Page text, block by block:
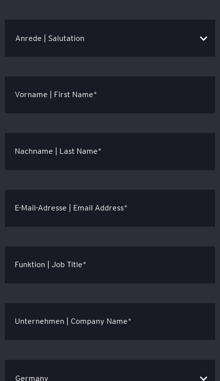
Vorname | First Name*
Nachname | Last Name*
E-Mail-Adresse | Email Address*
Funktion | Job Title*
Unternehmen | Company Name*